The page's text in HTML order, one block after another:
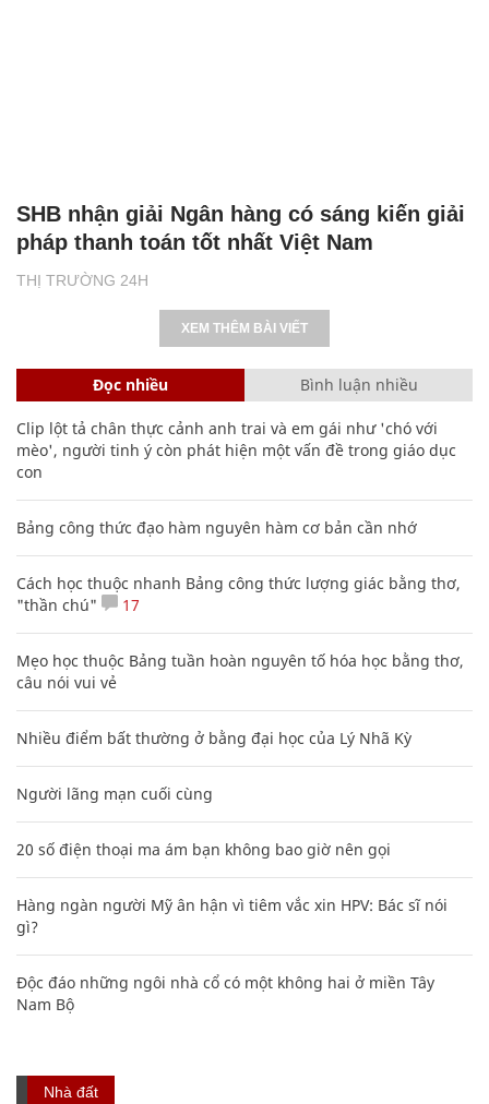
THỊ TRƯỜNG 24H
SHB nhận giải Ngân hàng có sáng kiến giải
pháp thanh toán tốt nhất Việt Nam
XEM THÊM BÀI VIẾT
Đọc nhiều Bình luận nhiều
Clip lột tả chân thực cảnh anh trai và em gái như 'chó với
mèo', người tinh ý còn phát hiện một vấn đề trong giáo dục
con
Bảng công thức đạo hàm nguyên hàm cơ bản cần nhớ
Cách học thuộc nhanh Bảng công thức lượng giác bằng thơ,
"thần chú"
17
Mẹo học thuộc Bảng tuần hoàn nguyên tố hóa học bằng thơ,
câu nói vui vẻ
Nhiều điểm bất thường ở bằng đại học của Lý Nhã Kỳ
Người lãng mạn cuối cùng
20 số điện thoại ma ám bạn không bao giờ nên gọi
Hàng ngàn người Mỹ ân hận vì tiêm vắc xin HPV: Bác sĩ nói
gì?
Độc đáo những ngôi nhà cổ có một không hai ở miền Tây
Nam Bộ
Nhà đất